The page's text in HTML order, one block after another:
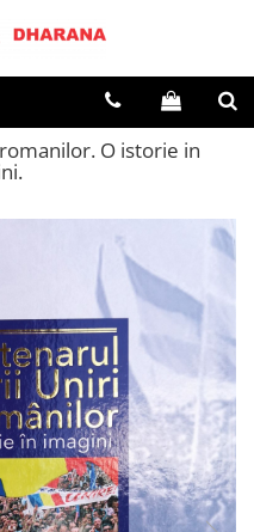
O istorie in